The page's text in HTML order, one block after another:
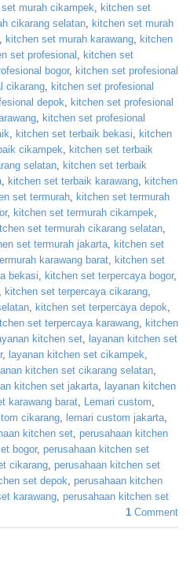
murah cikampek
kitchen set
cikarang selatan
kitchen set murah
kitchen set murah karawang
kitchen
set profesional
kitchen set
bogor, kitchen set profesional
cikarang
kitchen set profesional
depok
kitchen set profesional
kitchen set profesional
kitchen set terbaik bekasi
kitchen
cikampek
kitchen set terbaik
selatan
kitchen set terbaik
kitchen set terbaik karawang
kitchen
set termurah
kitchen set termurah
, kitchen set termurah cikampek
set termurah cikarang selatan
set termurah jakarta
kitchen set
karawang barat
kitchen set
bekasi kitchen set terpercaya bogor,
kitchen set terpercaya cikarang
kitchen set terpercaya depok
set terpercaya karawang
kitchen
kitchen set
layanan kitchen set
, layanan kitchen set cikampek
kitchen set cikarang selatan
kitchen set jakarta
layanan kitchen
karawang barat Lemari custom
cikarang lemari custom jakarta
kitchen set perusahaan kitchen
bogor, perusahaan kitchen set
cikarang perusahaan kitchen set
set depok perusahaan kitchen
karawang perusahaan kitchen set
1 Comment